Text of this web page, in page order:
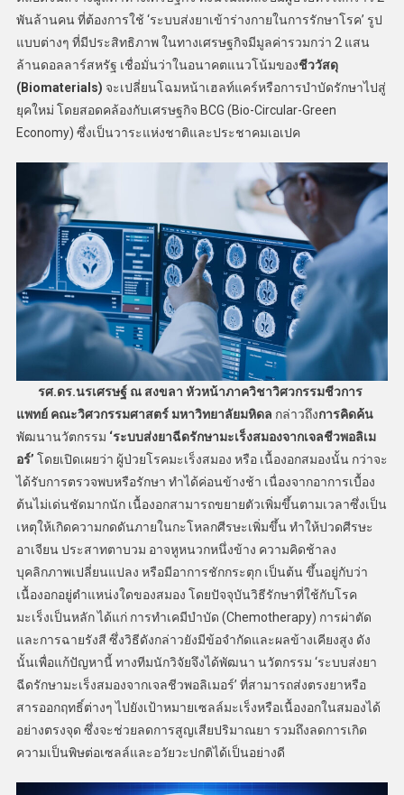
พันล้านคน ที่ต้องการใช้ ‘ระบบส่งยาเข้าร่างกายในการรักษาโรค’ รูป
แบบต่างๆ ที่มีประสิทธิภาพ ในทางเศรษฐกิจมีมูลค่ารวมกว่า 2 แสน
ล้านดอลลาร์สหรัฐ เชื่อมั่นว่าในอนาคตแนวโน้มของชีววัสดุ
(Biomaterials) จะเปลี่ยนโฉมหน้าเฮลท์แคร์หรือการบำบัดรักษาไปสู่
ยุคใหม่ โดยสอดคล้องกับเศรษฐกิจ BCG (Bio-Circular-Green
Economy) ซึ่งเป็นวาระแห่งชาติและประชาคมเอเปค
รศ.ดร.นรเศรษฐ์ ณ สงขลา หัวหน้าภาควิชาวิศวกรรมชีวการ
แพทย์ คณะวิศวกรรมศาสตร์ มหาวิทยาลัยมหิดล กล่าวถึงการคิดค้น
พัฒนานวัตกรรม ‘ระบบส่งยาฉีดรักษามะเร็งสมองจากเจลชีวพอลิเม
อร์’ โดยเปิดเผยว่า ผู้ป่วยโรคมะเร็งสมอง หรือ เนื้องอกสมองนั้น กว่าจะ
ได้รับการตรวจพบหรือรักษา ทำได้ค่อนข้างช้า เนื่องจากอาการเบื้อง
ต้นไม่เด่นชัดมากนัก เนื้องอกสามารถขยายตัวเพิ่มขึ้นตามเวลาซึ่งเป็น
เหตุให้เกิดความกดดันภายในกะโหลกศีรษะเพิ่มขึ้น ทำให้ปวดศีรษะ
อาเจียน ประสาทตาบวม อาจหูหนวกหนึ่งข้าง ความคิดช้าลง
บุคลิกภาพเปลี่ยนแปลง หรือมีอาการชักกระตุก เป็นต้น ขึ้นอยู่กับว่า
เนื้องอกอยู่ตำแหน่งใดของสมอง โดยปัจจุบันวิธีรักษาที่ใช้กับโรค
มะเร็งเป็นหลัก ได้แก่ การทำเคมีบำบัด (Chemotherapy) การผ่าตัด
และการฉายรังสี ซึ่งวิธีดังกล่าวยังมีข้อจำกัดและผลข้างเคียงสูง ดัง
นั้นเพื่อแก้ปัญหานี้ ทางทีมนักวิจัยจึงได้พัฒนา นวัตกรรม ‘ระบบส่งยา
ฉีดรักษามะเร็งสมองจากเจลชีวพอลิเมอร์’ ที่สามารถส่งตรงยาหรือ
สารออกฤทธิ์ต่างๆ ไปยังเป้าหมายเซลล์มะเร็งหรือเนื้องอกในสมองได้
อย่างตรงจุด ซึ่งจะช่วยลดการสูญเสียปริมาณยา รวมถึงลดการเกิด
ความเป็นพิษต่อเซลล์และอวัยวะปกติได้เป็นอย่างดี